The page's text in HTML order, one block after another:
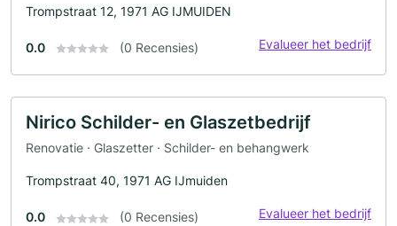
Trompstraat 12, 1971 AG IJMUIDEN
0.0 (0 Recensies) Evalueer het bedrijf
Nirico Schilder- en Glaszetbedrijf
Renovatie · Glaszetter · Schilder- en behangwerk
Trompstraat 40, 1971 AG IJmuiden
0.0 (0 Recensies) Evalueer het bedrijf